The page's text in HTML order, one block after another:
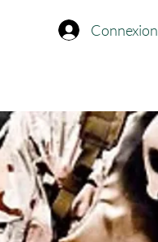
Connexion